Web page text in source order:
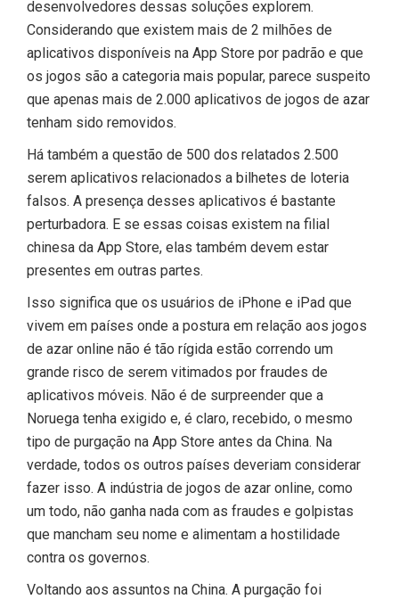
desenvolvedores dessas soluções explorem.
Considerando que existem mais de 2 milhões de
aplicativos disponíveis na App Store por padrão e que
os jogos são a categoria mais popular, parece suspeito
que apenas mais de 2.000 aplicativos de jogos de azar
tenham sido removidos.
Há também a questão de 500 dos relatados 2.500
serem aplicativos relacionados a bilhetes de loteria
falsos. A presença desses aplicativos é bastante
perturbadora. E se essas coisas existem na filial
chinesa da App Store, elas também devem estar
presentes em outras partes.
Isso significa que os usuários de iPhone e iPad que
vivem em países onde a postura em relação aos jogos
de azar online não é tão rígida estão correndo um
grande risco de serem vitimados por fraudes de
aplicativos móveis. Não é de surpreender que a
Noruega tenha exigido e, é claro, recebido, o mesmo
tipo de purgação na App Store antes da China. Na
verdade, todos os outros países deveriam considerar
fazer isso. A indústria de jogos de azar online, como
um todo, não ganha nada com as fraudes e golpistas
que mancham seu nome e alimentam a hostilidade
contra os governos.
Voltando aos assuntos na China. A purgação foi